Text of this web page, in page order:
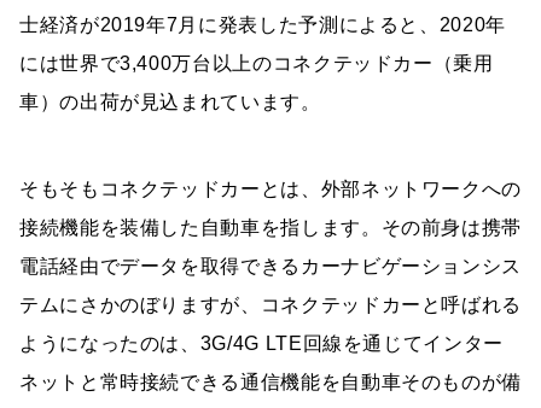
士経済が2019年7月に発表した予測によると、2020年
には世界で3,400万台以上のコネクテッドカー（乗用
車）の出荷が見込まれています。
そもそもコネクテッドカーとは、外部ネットワークへの
接続機能を装備した自動車を指します。その前身は携帯
電話経由でデータを取得できるカーナビゲーションシス
テムにさかのぼりますが、コネクテッドカーと呼ばれる
ようになったのは、3G/4G LTE回線を通じてインター
ネットと常時接続できる通信機能を自動車そのものが備